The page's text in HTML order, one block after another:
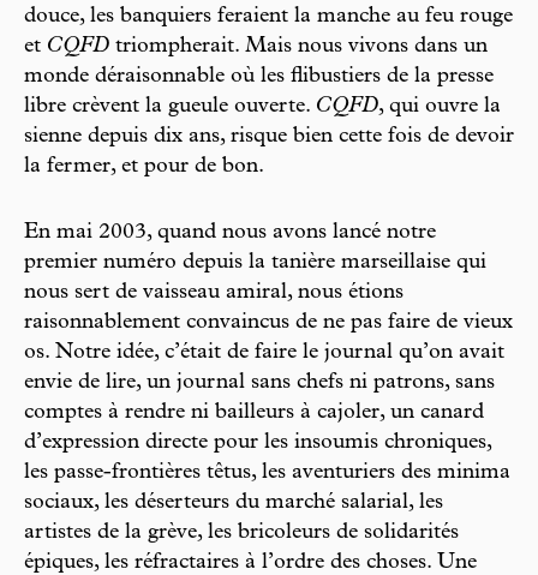
douce, les banquiers feraient la manche au feu rouge
et CQFD triompherait. Mais nous vivons dans un
monde déraisonnable où les flibustiers de la presse
libre crèvent la gueule ouverte. CQFD, qui ouvre la
sienne depuis dix ans, risque bien cette fois de devoir
la fermer, et pour de bon.
En mai 2003, quand nous avons lancé notre
premier numéro depuis la tanière marseillaise qui
nous sert de vaisseau amiral, nous étions
raisonnablement convaincus de ne pas faire de vieux
os. Notre idée, c’était de faire le journal qu’on avait
envie de lire, un journal sans chefs ni patrons, sans
comptes à rendre ni bailleurs à cajoler, un canard
d’expression directe pour les insoumis chroniques,
les passe-frontières têtus, les aventuriers des minima
sociaux, les déserteurs du marché salarial, les
artistes de la grève, les bricoleurs de solidarités
épiques, les réfractaires à l’ordre des choses. Une